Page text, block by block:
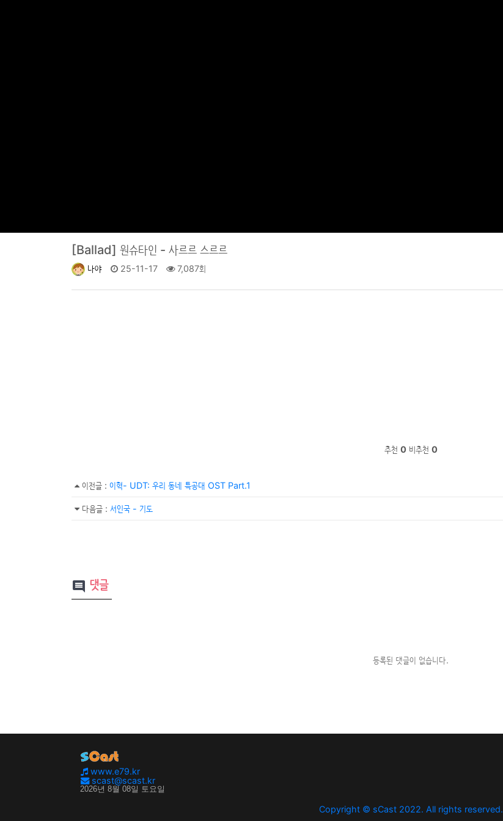
[Ballad] 원슈타인 - 사르르 스르르
나야 25-11-17 7,087회
추천 0 비추천 0
이전글 : 이혁- UDT: 우리 동네 특공대 OST Part.1
다음글 : 서인국 - 기도
comment 댓글
등록된 댓글이 없습니다.
www.e79.kr
scast@scast.kr
Copyright © sCast 2022. All rights reserved.